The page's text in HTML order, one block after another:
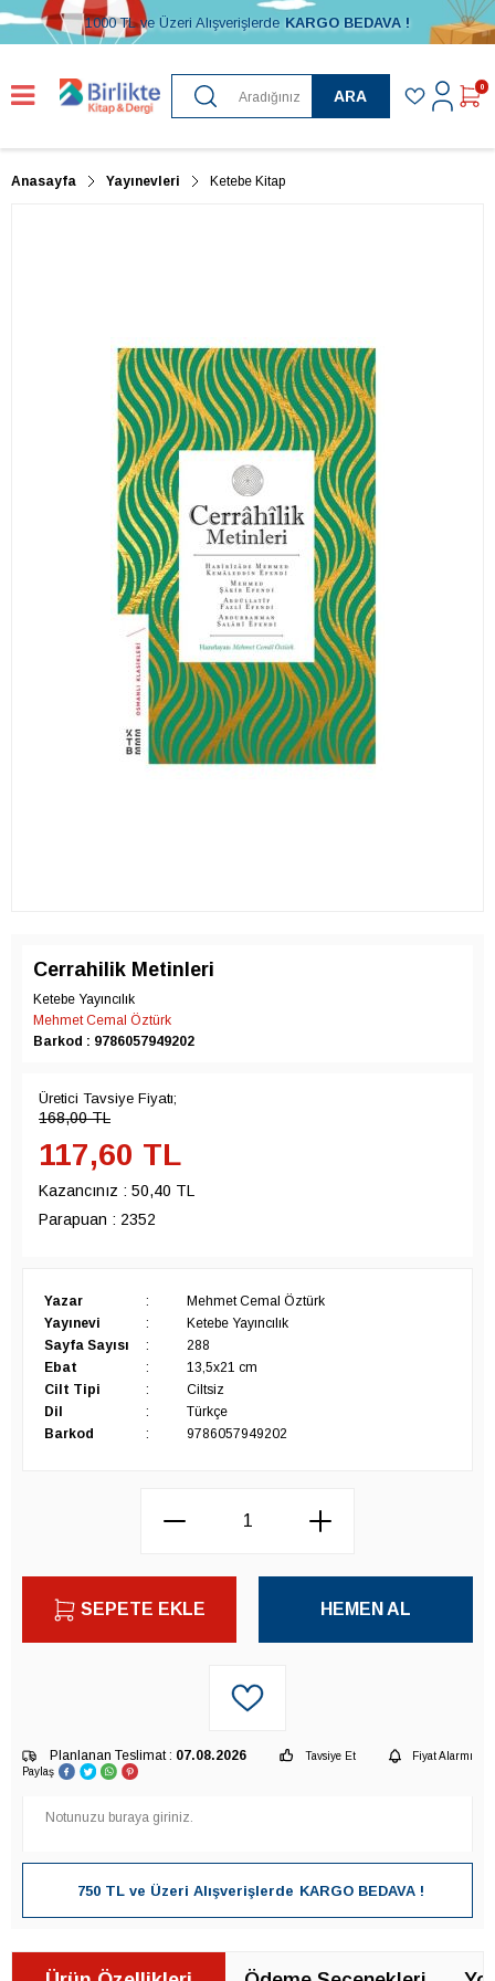
1000 TL ve Üzeri Alışverişlerde KARGO BEDAVA !
ARA
0
Anasayfa Yayınevleri Ketebe Kitap
Cerrahilik Metinleri
Ketebe Yayıncılık
Mehmet Cemal Öztürk
Barkod : 9786057949202
Üretici Tavsiye Fiyatı;
168,00TL
117,60 TL
Kazancınız : 50,40 TL
Parapuan : 2352
Yazar :
Mehmet Cemal Öztürk
Yayınevi
:
Ketebe Yayıncılık
Sayfa Sayısı
:
288
Ebat
:
13,5x21 cm
Cilt Tipi
:
Ciltsiz
Dil
:
Türkçe
Barkod
: 9786057949202
SEPETE EKLE HEMEN AL
Planlanan Teslimat : 07.08.2026 Tavsiye Et
Fiyat Alarmı
Paylaş
750 TL ve Üzeri Alışverişlerde KARGO BEDAVA !